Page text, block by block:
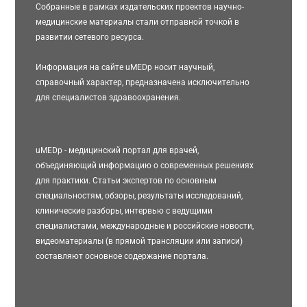
Собранные в рамках издательских проектов научно-
медицинские материалы стали отправной точкой в
развитии сетевого ресурса.
Информация на сайте uMEDp носит научный,
справочный характер, предназначена исключительно
для специалистов здравоохранения.
uMEDp - медицинский портал для врачей,
объединяющий информацию о современных решениях
для практики. Статьи экспертов по основным
специальностям, обзоры, результаты исследований,
клинические разборы, интервью с ведущими
специалистами, международные и российские новости,
видеоматериалы (в прямой трансляции или записи)
составляют основное содержание портала.